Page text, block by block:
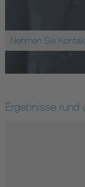
Nehmen Sie
Ergebnisse rund